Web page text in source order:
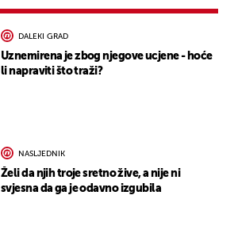
DALEKI GRAD
Uznemirena je zbog njegove ucjene - hoće
li napraviti što traži?
NASLJEDNIK
Želi da njih troje sretno žive, a nije ni
svjesna da ga je odavno izgubila